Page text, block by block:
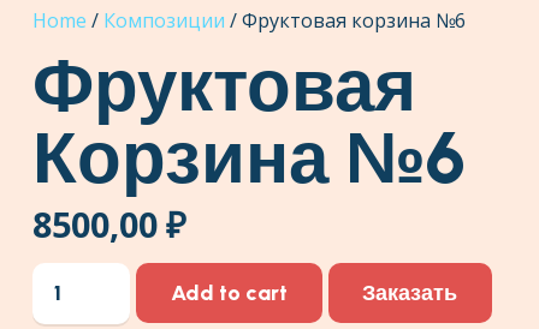
Home / Композиции / Фруктовая корзина №6
Фруктовая
Корзина №6
8500,00₽
Фруктовая
корзина
Add to cart Заказать